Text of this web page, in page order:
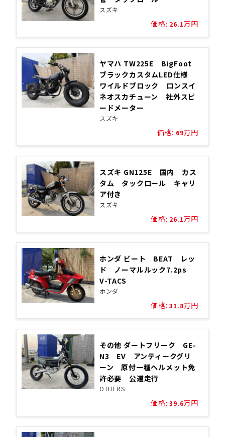
スズキ
価格: 26.1万円
ヤマハ TW225E BigFoot
ブラックカスタムLED仕様
ワイルドブロック ロンスイ
ネオスカチューン 社外スピ
ードメーター
スズキ
価格: 69万円
スズキ GN125E 国内 カス
タム タックロール キャリ
ア付き
スズキ
価格: 26.1万円
ホンダ ビート BEAT レッ
ド ノーマルルック7.2ps
V-TACS
ホンダ
価格: 31.8万円
その他 ダートフリーク GE-
N3 EV アンティークグリ
ーン 原付一種ヘルメット免
許必要 公道走行
OTHERS
価格: 39.6万円